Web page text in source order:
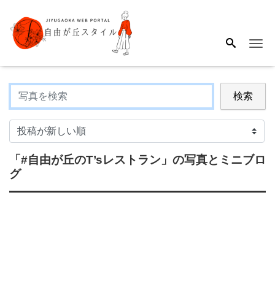
検索
「#自由が丘のT’sレストラン」 の写真とミニブロ
グ